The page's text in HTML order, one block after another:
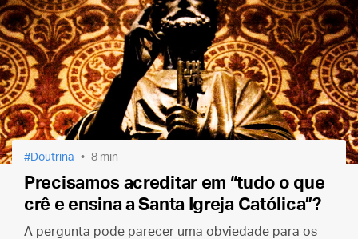
Doutrina 8 min
Precisamos acreditar em “tudo o que
crê e ensina a Santa Igreja Católica”?
A pergunta pode parecer uma obviedade para os